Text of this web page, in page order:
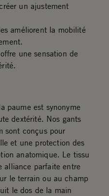
un ajustement
améliorent la mobilité
une sensation de
paume est synonyme
dextérité. Nos gants
sont conçus pour
et une protection des
anatomique. Le tissu
parfaite entre
le terrain ou au champ
le dos de la main